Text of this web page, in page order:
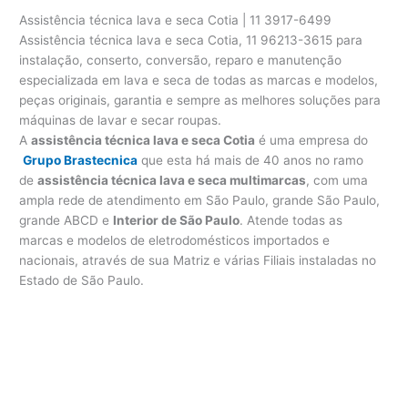
Assistência técnica lava e seca Cotia | 11 3917-6499
Assistência técnica lava e seca Cotia, 11 96213-3615 para
instalação, conserto, conversão, reparo e manutenção
especializada em lava e seca de todas as marcas e modelos,
peças originais, garantia e sempre as melhores soluções para
máquinas de lavar e secar roupas.
Aassistência técnica lava e seca Cotia é uma empresa do
Grupo Brastecnica que esta há mais de 40 anos no ramo
deassistência técnica lava e seca multimarcas, com uma
ampla rede de atendimento em São Paulo, grande São Paulo,
grande ABCD e Interior de São Paulo. Atende todas as
marcas e modelos de eletrodomésticos importados e
nacionais, através de sua Matriz e várias Filiais instaladas no
Estado de São Paulo.